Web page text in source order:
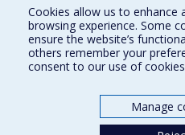
Plan du site
Signaler une erreur
Accessibilité
Nos départements et écoles
Cookies allow us to enhance
browsing experience. Some
ensure the website’s
others remember your
consent to our use of
Manage